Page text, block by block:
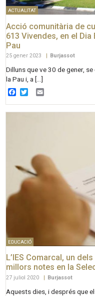
ACTUALITAT
Acció comunitària de
613 Vivendes, en el
Pau
25 gener 2023 | Burjassot
Dilluns que ve 30 de gener,
la Pau i, a […]
Facebook
Twitter
EDUCACIÓ
L’IES Comarcal, un
millors notes en la
27 juliol 2020 | Burjassot
Aquests dies, i després que